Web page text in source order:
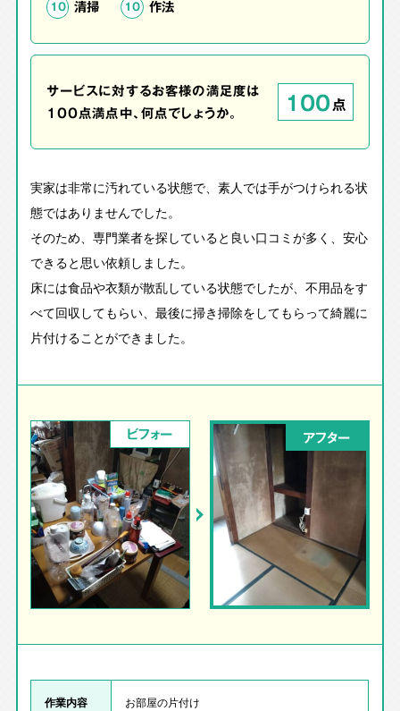
10 清掃 10 作法
サービスに対するお客様の満足度は
100点満点中、何点でしょうか。
100点
実家は非常に汚れている状態で、素人では手がつけられる状
態ではありませんでした。
そのため、専門業者を探していると良い口コミが多く、安心
できると思い依頼しました。
床には食品や衣類が散乱している状態でしたが、不用品をす
べて回収してもらい、最後に掃き掃除をしてもらって綺麗に
片付けることができました。
ビフォー アフター
作業内容 お部屋の片付け